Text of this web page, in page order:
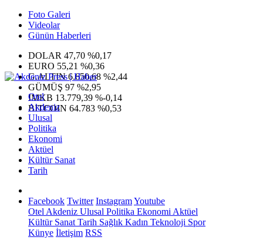
Foto Galeri
Videolar
Günün Haberleri
DOLAR 47,70 %0,17
EURO 55,21 %0,36
G.ALTIN6.650,68 %2,44
GÜMÜŞ 97 %2,95
IMKB 13.779,39 %-0,14
BITCOIN 64.783 %0,53
Otel
Akdeniz
Ulusal
Politika
Ekonomi
Aktüel
Kültür Sanat
Tarih
Facebook Twitter InstagramYoutube
Otel Akdeniz Ulusal Politika Ekonomi Aktüel
Kültür Sanat Tarih Sağlık Kadın Teknoloji Spor
Künye İletişim RSS